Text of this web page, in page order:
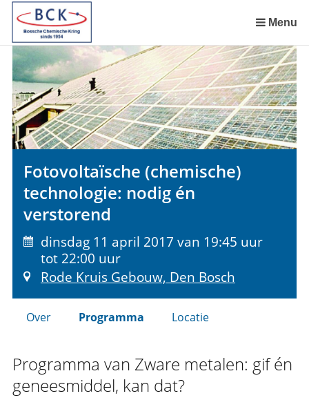
Sla
links
over
Spring
naar
de
inhoud
Spring
naar
menu
Menu
Fotovoltaïsche (chemische)
technologie: nodig én
verstorend
dinsdag 11 april 2017 van 19:45 uur
tot 22:00 uur
Rode Kruis Gebouw, Den Bosch
Over Programma Locatie
Programma van Zware metalen: gif én
geneesmiddel, kan dat?